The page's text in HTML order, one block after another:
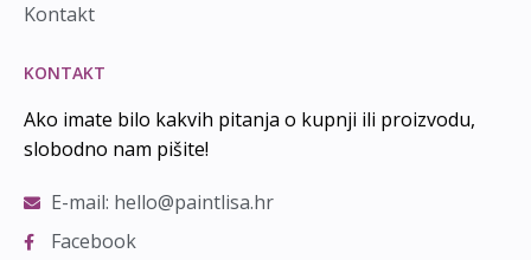
Kontakt
KONTAKT
Ako imate bilo kakvih pitanja o kupnji ili proizvodu,
slobodno nam pišite!
E-mail: hello@paintlisa.hr
Facebook